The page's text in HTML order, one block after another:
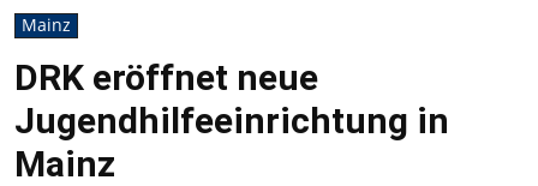
Mainz
DRK eröffnet neue
Jugendhilfeeinrichtung in
Mainz